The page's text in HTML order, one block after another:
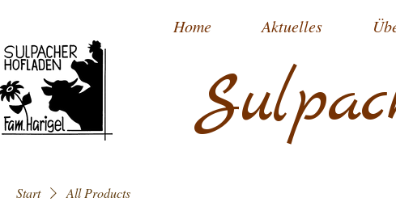
Home Aktuelles
Start All Products